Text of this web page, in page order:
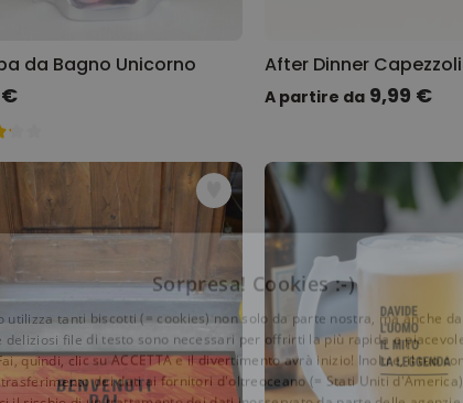
da Bagno Unicorno
€ A partire da 9,99 €
Sorpresa! Cookies :-)
utilizza tanti biscotti (= cookies) non solo da parte nostra, ma anche
deliziosi file di testo sono necessari per offrirti la più rapida e
quindi, clic su ACCETTA e il divertimento avrà inizio! Inoltre, il tuo
dei dati ai fornitori d'oltreoceano (= Stati Uniti